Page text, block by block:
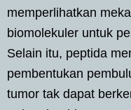
memperlihatkan
biomolekuler untuk
Selain itu, peptida
pembentukan
tumor tak dapat